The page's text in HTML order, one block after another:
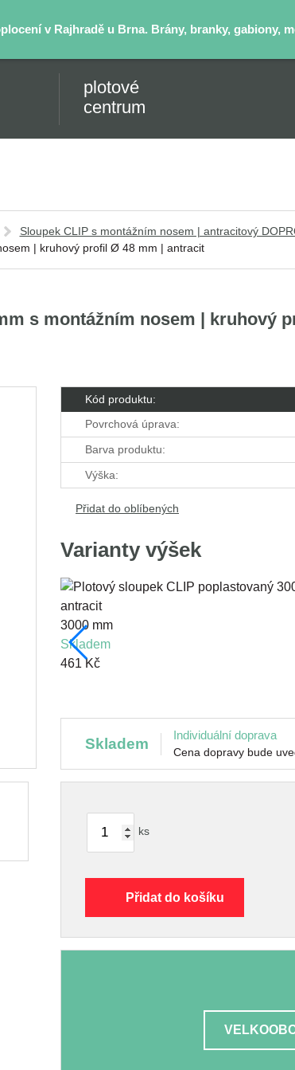
v Rajhradě u Brna. Brány, branky, gabiony,
plotové
centrum
Sloupek CLIP s montážním nosem | antracitový
| kruhový profil Ø 48 mm | antracit
s montážním nosem | kruhový
Kód produktu:
Povrchová úprava:
Barva produktu:
Výška:
Přidat do oblíbených
Varianty výšek
3000 mm
skladem
461 Kč
skladem Individuální doprava
Cena dopravy bude
ks
Přidat do košíku